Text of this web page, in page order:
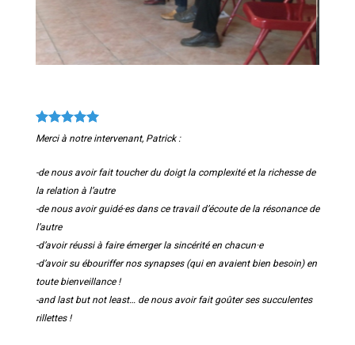
Merci à notre intervenant, Patrick :
-de nous avoir fait toucher du doigt la complexité et la richesse de
la relation à l’autre
-de nous avoir guidé·es dans ce travail d’écoute de la résonance de
l’autre
-d’avoir réussi à faire émerger la sincérité en chacun·e
-d’avoir su ébouriffer nos synapses (qui en avaient bien besoin) en
toute bienveillance !
-and last but not least… de nous avoir fait goûter ses succulentes
rillettes !